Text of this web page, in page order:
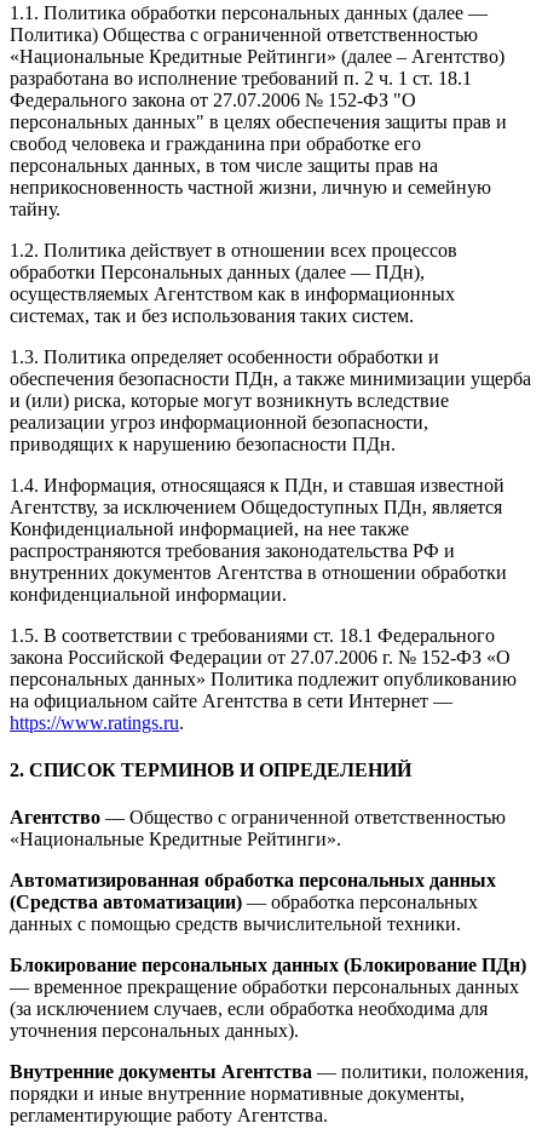
1.1. Политика обработки персональных данных (далее —
Политика) Общества с ограниченной ответственностью
«Национальные Кредитные Рейтинги» (далее – Агентство)
разработана во исполнение требований п. 2 ч. 1 ст. 18.1
Федерального закона от 27.07.2006 № 152-ФЗ "О
персональных данных" в целях обеспечения защиты прав и
свобод человека и гражданина при обработке его
персональных данных, в том числе защиты прав на
неприкосновенность частной жизни, личную и семейную
тайну.
1.2. Политика действует в отношении всех процессов
обработки Персональных данных (далее — ПДн),
осуществляемых Агентством как в информационных
системах, так и без использования таких систем.
1.3. Политика определяет особенности обработки и
обеспечения безопасности ПДн, а также минимизации ущерба
и (или) риска, которые могут возникнуть вследствие
реализации угроз информационной безопасности,
приводящих к нарушению безопасности ПДн.
1.4. Информация, относящаяся к ПДн, и ставшая известной
Агентству, за исключением Общедоступных ПДн, является
Конфиденциальной информацией, на нее также
распространяются требования законодательства РФ и
внутренних документов Агентства в отношении обработки
конфиденциальной информации.
1.5. В соответствии с требованиями ст. 18.1 Федерального
закона Российской Федерации от 27.07.2006 г. № 152-ФЗ «О
персональных данных» Политика подлежит опубликованию
на официальном сайте Агентства в сети Интернет —
https://www.ratings.ru.
2. СПИСОК ТЕРМИНОВ И ОПРЕДЕЛЕНИЙ
Агентство — Общество с ограниченной ответственностью
«Национальные Кредитные Рейтинги».
Автоматизированная обработка персональных данных
(Средства автоматизации) — обработка персональных
данных с помощью средств вычислительной техники.
Блокирование персональных данных (Блокирование ПДн)
— временное прекращение обработки персональных данных
(за исключением случаев, если обработка необходима для
уточнения персональных данных).
Внутренние документы Агентства — политики, положения,
порядки и иные внутренние нормативные документы,
регламентирующие работу Агентства.